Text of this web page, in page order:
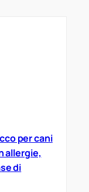
per cani
allergie,
di